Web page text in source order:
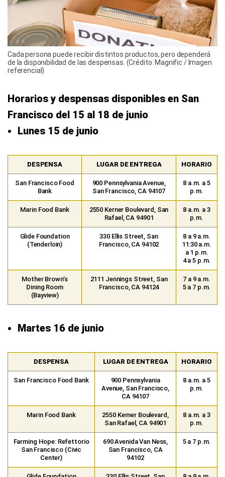
Cada persona puede recibir distintos productos, pero dependerá
de la disponibilidad de las despensas. (Crédito: Magnific / Imagen
referencial)
Horarios y despensas disponibles en San
Francisco del 15 al 18 de junio
Lunes 15 de junio
DESPENSA LUGAR DE ENTREGA HORARIO
San Francisco Food
Bank
900 Pennsylvania Avenue,
San Francisco, CA 94107
8 a.m. a 5
p.m.
Marin Food Bank
2550 Kerner Boulevard, San
Rafael, CA 94901
8 a.m. a 3
p.m.
Glide Foundation
(Tenderloin)
330 Ellis Street, San
Francisco, CA 94102
8 a 9 a.m.
11:30 a.m.
a 1 p.m.
4 a 5 p.m.
Mother Brown’s
Dining Room
(Bayview)
2111 Jennings Street, San
Francisco, CA 94124
7 a 9 a.m.
5 a 7 p.m.
Martes 16 de junio
DESPENSA LUGAR DE ENTREGA HORARIO
San Francisco Food Bank
900 Pennsylvania
Avenue, San Francisco,
CA 94107
8 a.m. a 5
p.m.
Marin Food Bank
2550 Kerner Boulevard,
San Rafael, CA 94901
8 a.m. a 3
p.m.
Farming Hope: Refettorio
San Francisco (Civic
Center)
690 Avenida Van Ness,
San Francisco, CA
94102
5 a 7 p.m.